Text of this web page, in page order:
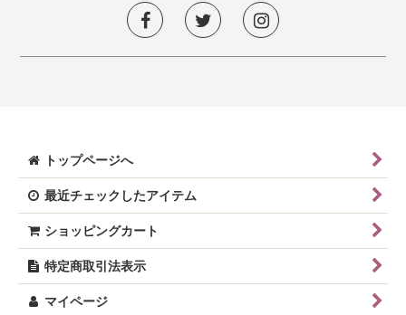
トップページへ
最近チェックしたアイテム
ショッピングカート
特定商取引法表示
マイページ